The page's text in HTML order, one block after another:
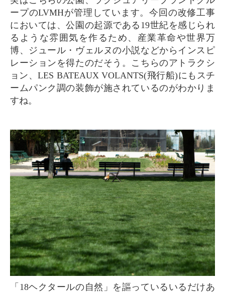
ープのLVMHが管理しています。今回の改修工事
においては、公園の起源である19世紀を感じられ
るような雰囲気を作るため、産業革命や世界万
博、ジュール・ヴェルヌの小説などからインスピ
レーションを得たのだそう。こちらのアトラクシ
ョン、LES BATEAUX VOLANTS(飛行船)にもスチ
ームパンク調の装飾が施されているのがわかりま
すね。
「18ヘクタールの自然」を謳っているいるだけあ